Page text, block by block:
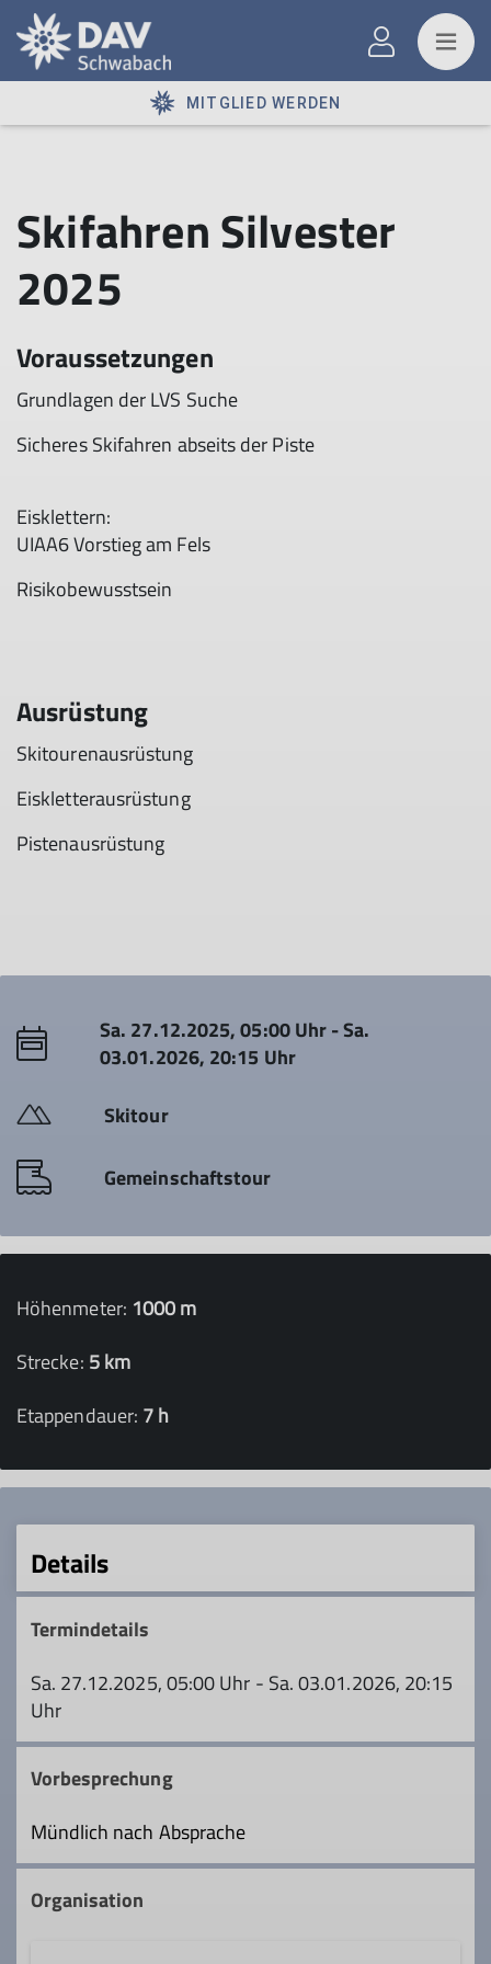
MITGLIED WERDEN
Skifahren Silvester
2025
Voraussetzungen
Grundlagen der LVS Suche
Sicheres Skifahren abseits der Piste
Eisklettern:
UIAA6 Vorstieg am Fels
Risikobewusstsein
Ausrüstung
Skitourenausrüstung
Eiskletterausrüstung
Pistenausrüstung
Sa. 27.12.2025, 05:00 Uhr - Sa.
03.01.2026, 20:15 Uhr
Skitour
Gemeinschaftstour
Höhenmeter: 1000 m
Strecke: 5 km
Etappendauer: 7 h
Details
Termindetails
Sa. 27.12.2025, 05:00 Uhr - Sa. 03.01.2026, 20:15
Uhr
Vorbesprechung
Mündlich nach Absprache
Organisation